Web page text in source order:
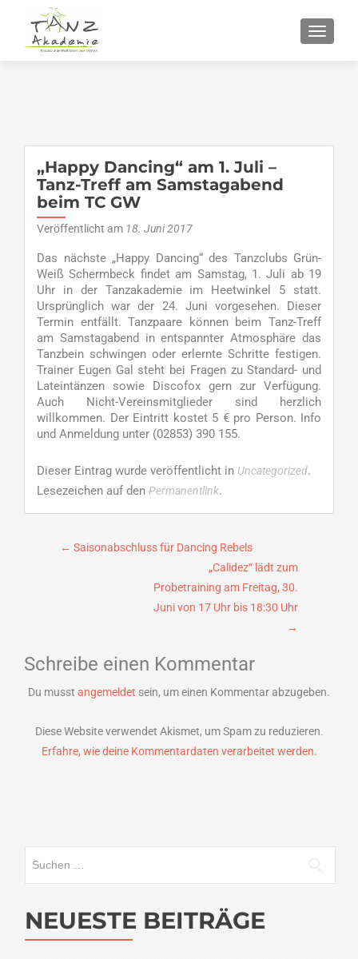
„Happy Dancing“ am 1. Juli –
Tanz-Treff am Samstagabend
beim TC GW
Veröffentlicht am 18. Juni 2017
Das nächste „Happy Dancing“ des Tanzclubs Grün-
Weiß Schermbeck findet am Samstag, 1. Juli ab 19
Uhr in der Tanzakademie im Heetwinkel 5 statt.
Ursprünglich war der 24. Juni vorgesehen. Dieser
Termin entfällt. Tanzpaare können beim Tanz-Treff
am Samstagabend in entspannter Atmosphäre das
Tanzbein schwingen oder erlernte Schritte festigen.
Trainer Eugen Gal steht bei Fragen zu Standard- und
Lateintänzen sowie Discofox gern zur Verfügung.
Auch Nicht-Vereinsmitglieder sind herzlich
willkommen. Der Eintritt kostet 5 € pro Person. Info
und Anmeldung unter (02853) 390 155.
Dieser Eintrag wurde veröffentlicht in Uncategorized.
Lesezeichen auf den Permanentlink.
Beitragsnavigation
← Saisonabschluss für Dancing Rebels
„Calidez“ lädt zum
Probetraining am Freitag, 30.
Juni von 17 Uhr bis 18:30 Uhr
→
Schreibe einen Kommentar
Du musst angemeldet sein, um einen Kommentar abzugeben.
Diese Website verwendet Akismet, um Spam zu reduzieren.
Erfahre, wie deine Kommentardaten verarbeitet werden.
NEUESTE BEITRÄGE